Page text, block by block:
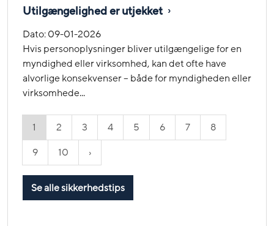
Utilgængelighed er utjekket
Dato:09-01-2026
Hvis personoplysninger bliver utilgængelige for en
myndighed eller virksomhed, kan det ofte have
alvorlige konsekvenser – både for myndigheden eller
virksomhede...
1 2 3 4 5 6 7
8
9
10
Se alle sikkerhedstips